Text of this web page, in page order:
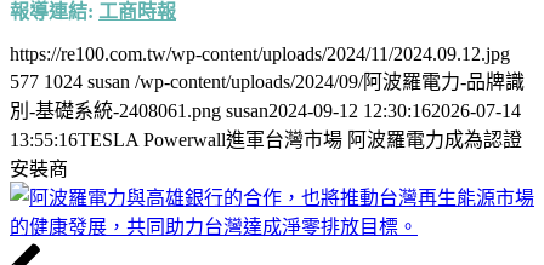
報導連結: 工商時報
https://re100.com.tw/wp-content/uploads/2024/11/2024.09.12.jpg
577 1024 susan /wp-content/uploads/2024/09/阿波羅電力-品牌識
別-基礎系統-2408061.png susan2024-09-12 12:30:162026-07-14
13:55:16TESLA Powerwall進軍台灣市場 阿波羅電力成為認證
安裝商